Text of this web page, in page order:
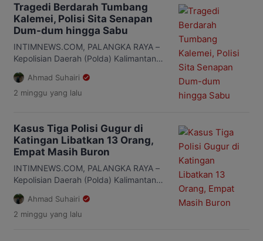
Tragedi Berdarah Tumbang
Kalemei, Polisi Sita Senapan
Dum-dum hingga Sabu
INTIMNEWS.COM, PALANGKA RAYA –
Kepolisian Daerah (Polda) Kalimantan
Tengah (Kalteng) menyita sejumlah
barang bukti dalam pengungkapan
kasus peredaran narkoba yang
Tumbang Kalemei, Kecamatan Katingan
Tengah, Kabupaten Katingan beberapa
waktu lalu. Barang bukti yang
diamankan mulai dari sabu, senjata
tajam berupa parang, hingga senapan
dum-dum yang […]
Ahmad Suhairi
2 minggu yang lalu
Kasus Tiga Polisi Gugur di
Katingan Libatkan 13 Orang,
Empat Masih Buron
INTIMNEWS.COM, PALANGKA RAYA –
Kepolisian Daerah (Polda) Kalimantan
Tengah (Kalteng) telah menetapkan
sembilan orang sebagai tersangka
dalam kasus penyerangan yang
Ahmad Suhairi
2 minggu yang lalu